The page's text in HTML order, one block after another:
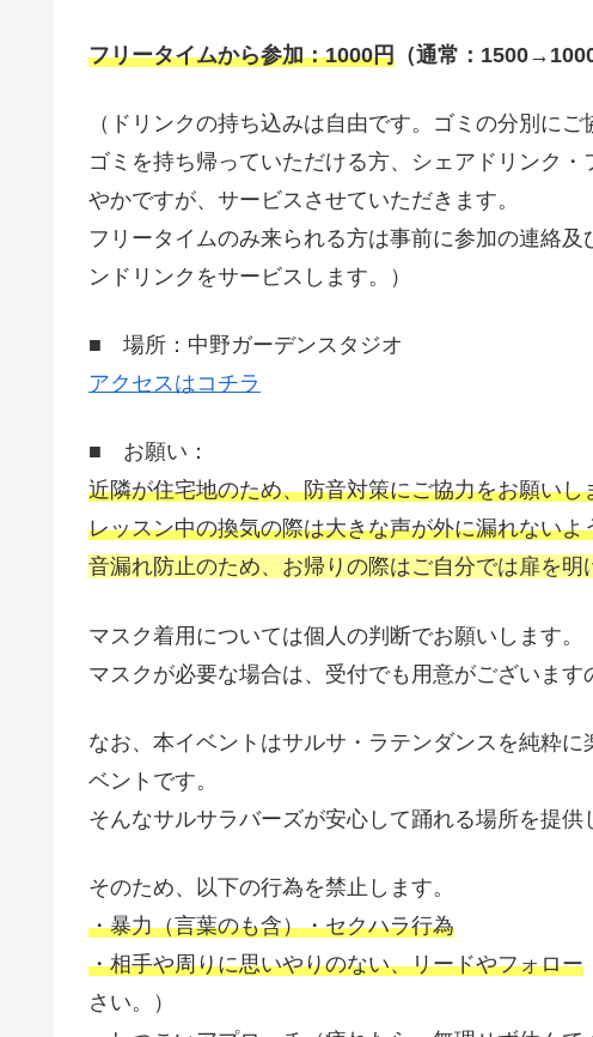
フリータイムから参加：1000円 （通常：
（ドリンクの持ち込みは自由です。ゴミの分別にご
ゴミを持ち帰っていただける方、シェアドリンク
やかですが、サービスさせていただきます。
フリータイムのみ来られる方は事前に参加の連絡及
ンドリンクをサービスします。）
■ 場所：中野ガーデンスタジオ
アクセスはコチラ
■ お願い：
近隣が住宅地のため、防音対策にご協力をお願いし
レッスン中の換気の際は大きな声が外に漏れない
音漏れ防止のため、お帰りの際はご自分では扉を明
マスク着用については個人の判断でお願いします。
マスクが必要な場合は、受付でも用意がございます
なお、本イベントはサルサ・ラテンダンスを純粋
ベントです。
そんなサルサラバーズが安心して踊れる場所を提供
そのため、以下の行為を禁止します。
・暴力（言葉のも含）・セクハラ行為
・相手や周りに思いやりのない、リードやフォロー
さい。）